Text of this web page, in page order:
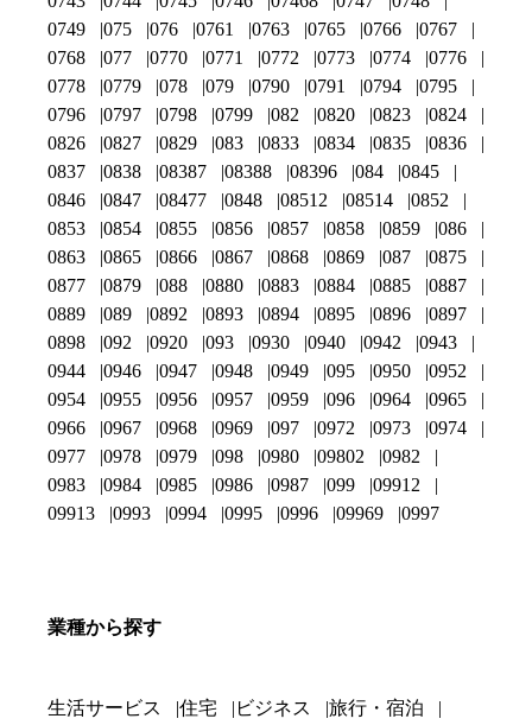
0749
075 076 0761 0763 0765 0766
0767
0768
077 0770 0771 0772 0773 0774
0776
0778
0779 078 079 0790 0791 0794
0795
0796
0797 0798 0799 082 0820 0823
0824
0826
0827 0829 083 0833 0834 0835
0836
0837
0838 08387 08388 08396 084
0845
0846
0847 08477 0848 08512 08514
0852
0853
0854 0855 0856 0857 0858 0859
086
0863
0865 0866 0867 0868 0869 087
0875
0877
0879 088 0880 0883 0884 0885
0887
0889
089 0892 0893 0894 0895 0896
0897
0898
092 0920 093 0930 0940 0942
0943
0944
0946 0947 0948 0949 095 0950
0952
0954
0955 0956 0957 0959 096 0964
0965
0966
0967 0968 0969 097 0972 0973
0974
0977
0978 0979 098 0980 09802
0982
0983
0984 0985 0986 0987 099
09912
09913
0993 0994 0995 0996 09969 0997
業種から探す
生活サービス 住宅 ビジネス
旅行・宿泊